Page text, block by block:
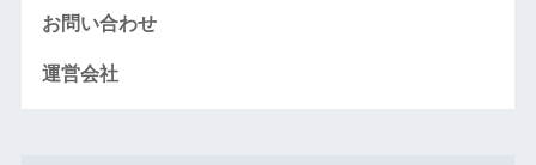
お問い合わせ
運営会社